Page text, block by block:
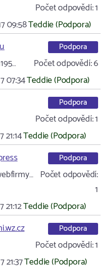
Počet odpovědí:1
09:58Teddie (Podpora)
Podpora
Počet odpovědí:6
07:34Teddie (Podpora)
Podpora
Počet odpovědí:1
21:14Teddie (Podpora)
Podpora
Počet odpovědí:
1
21:12Teddie (Podpora)
Podpora
Počet odpovědí:1
21:37Teddie (Podpora)